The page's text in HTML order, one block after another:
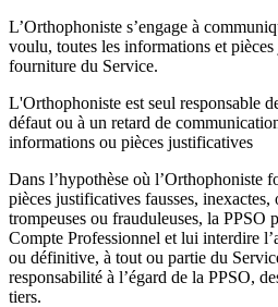
L’Orthophoniste s’engage à
voulu, toutes les informations et
fourniture du Service.
L'Orthophoniste est seul responsable
défaut ou à un retard de
informations ou pièces justificatives
Dans l’hypothèse où l’Orthophoniste
pièces justificatives fausses, inexactes,
trompeuses ou frauduleuses, la PPSO
Compte Professionnel et lui interdire
ou définitive, à tout ou partie du
responsabilité à l’égard de la PPSO,
tiers.